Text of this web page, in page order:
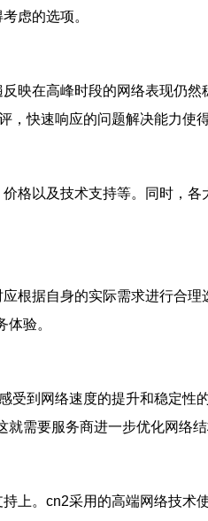
虑的选项。
映在高峰时段的网络表现仍
快速响应的问题解决能力使
格以及技术支持等。同时，
根据自身的实际需求进行合
验。
到网络速度的提升和稳定
需要服务商进一步优化网络结
上。cn2采用的高端网络技术